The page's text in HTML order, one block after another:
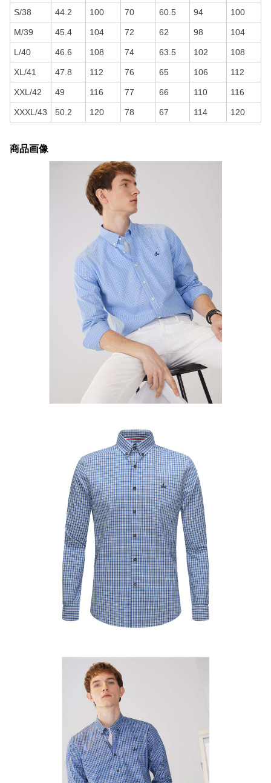
S/38 44.2 100 70 60.5 94 100
M/39 45.4 104 72 62 98 104
L/40 46.6 108 74 63.5 102 108
XL/41 47.8 112 76 65 106 112
XXL/42 49 116 77 66 110 116
XXXL/43 50.2 120 78 67 114 120
商品画像